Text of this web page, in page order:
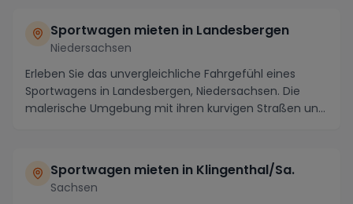
Sportwagen mieten in Landesbergen
Niedersachsen
Erleben Sie das unvergleichliche Fahrgefühl eines
Sportwagens in Landesbergen, Niedersachsen. Die
malerische Umgebung mit ihren kurvigen Straßen und
Sportwagen mieten in Klingenthal/Sa.
Sachsen